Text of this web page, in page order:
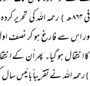
) رحمہ اللہ کی
اس سے فارغ ہو کر نصف
انتقال ہو گیا۔ پھر اُن کے
رحمہ اللہ نے تقریباً بائیس